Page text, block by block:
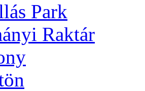
Park
Raktár